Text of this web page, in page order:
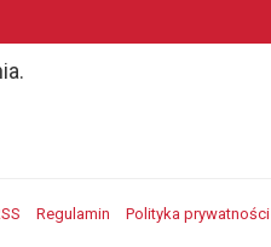
Regulamin Polityka prywatności